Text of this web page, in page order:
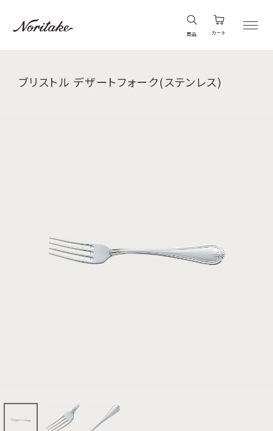
商品 カート
ブリストル デザートフォーク(ステンレス)